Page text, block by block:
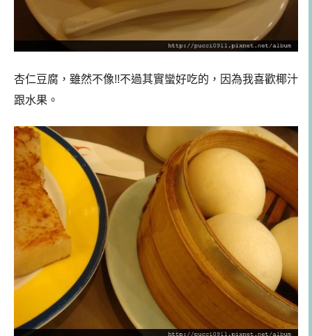
杏仁豆腐，雖然不像!!不過其實蠻好吃的，因為我喜歡椰汁
跟水果。